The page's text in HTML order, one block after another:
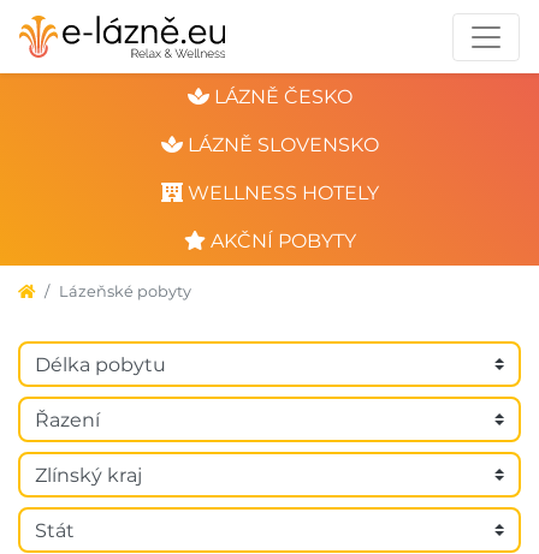
LÁZNĚ ČESKO
LÁZNĚ SLOVENSKO
WELLNESS HOTELY
AKČNÍ POBYTY
Lázeňské pobyty